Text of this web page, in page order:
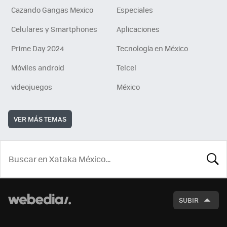
Cazando Gangas Mexico
Especiales
Celulares y Smartphones
Aplicaciones
Prime Day 2024
Tecnología en México
Móviles android
Telcel
videojuegos
México
VER MÁS TEMAS
SUBIR